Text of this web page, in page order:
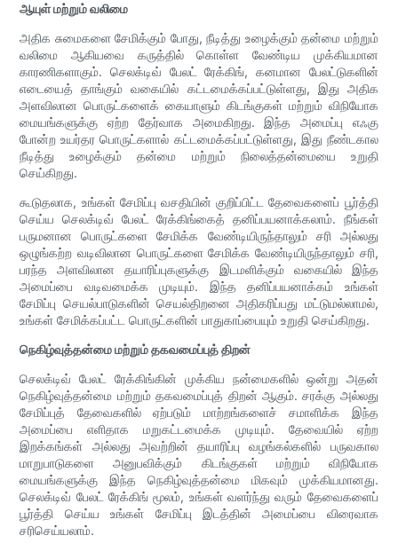
ஆயுள் மற்றும் வலிமை
அதிக சுமைகளை சேமிக்கும் போது, நீடித்து உழைக்கும் தன்மை மற்றும்
வலிமை ஆகியவை கருத்தில் கொள்ள வேண்டிய முக்கியமான
காரணிகளாகும். செலக்டிவ் பேலட் ரேக்கிங், கனமான பேலட்டுகளின்
எடையைத் தாங்கும் வகையில் கட்டமைக்கப்பட்டுள்ளது, இது அதிக
அளவிலான பொருட்களைக் கையாளும் கிடங்குகள் மற்றும் விநியோக
மையங்களுக்கு ஏற்ற தேர்வாக அமைகிறது. இந்த அமைப்பு எஃகு
போன்ற உயர்தர பொருட்களால் கட்டமைக்கப்பட்டுள்ளது, இது நீண்டகால
நீடித்து உழைக்கும் தன்மை மற்றும் நிலைத்தன்மையை உறுதி
செய்கிறது.
கூடுதலாக, உங்கள் சேமிப்பு வசதியின் குறிப்பிட்ட தேவைகளைப் பூர்த்தி
செய்ய செலக்டிவ் பேலட் ரேக்கிங்கைத் தனிப்பயனாக்கலாம். நீங்கள்
பருமனான பொருட்களை சேமிக்க வேண்டியிருந்தாலும் சரி அல்லது
ஒழுங்கற்ற வடிவிலான பொருட்களை சேமிக்க வேண்டியிருந்தாலும் சரி,
பரந்த அளவிலான தயாரிப்புகளுக்கு இடமளிக்கும் வகையில் இந்த
அமைப்பை வடிவமைக்க முடியும். இந்த தனிப்பயனாக்கம் உங்கள்
சேமிப்பு செயல்பாடுகளின் செயல்திறனை அதிகரிப்பது மட்டுமல்லாமல்,
உங்கள் சேமிக்கப்பட்ட பொருட்களின் பாதுகாப்பையும் உறுதி செய்கிறது.
நெகிழ்வுத்தன்மை மற்றும் தகவமைப்புத் திறன்
செலக்டிவ் பேலட் ரேக்கிங்கின் முக்கிய நன்மைகளில் ஒன்று அதன்
நெகிழ்வுத்தன்மை மற்றும் தகவமைப்புத் திறன் ஆகும். சரக்கு அல்லது
சேமிப்புத் தேவைகளில் ஏற்படும் மாற்றங்களைச் சமாளிக்க இந்த
அமைப்பை எளிதாக மறுகட்டமைக்க முடியும். தேவையில் ஏற்ற
இறக்கங்கள் அல்லது அவற்றின் தயாரிப்பு வழங்கல்களில் பருவகால
மாறுபாடுகளை அனுபவிக்கும் கிடங்குகள் மற்றும் விநியோக
மையங்களுக்கு இந்த நெகிழ்வுத்தன்மை மிகவும் முக்கியமானது.
செலக்டிவ் பேலட் ரேக்கிங் மூலம், உங்கள் வளர்ந்து வரும் தேவைகளைப்
பூர்த்தி செய்ய உங்கள் சேமிப்பு இடத்தின் அமைப்பை விரைவாக
சரிசெய்யலாம்.